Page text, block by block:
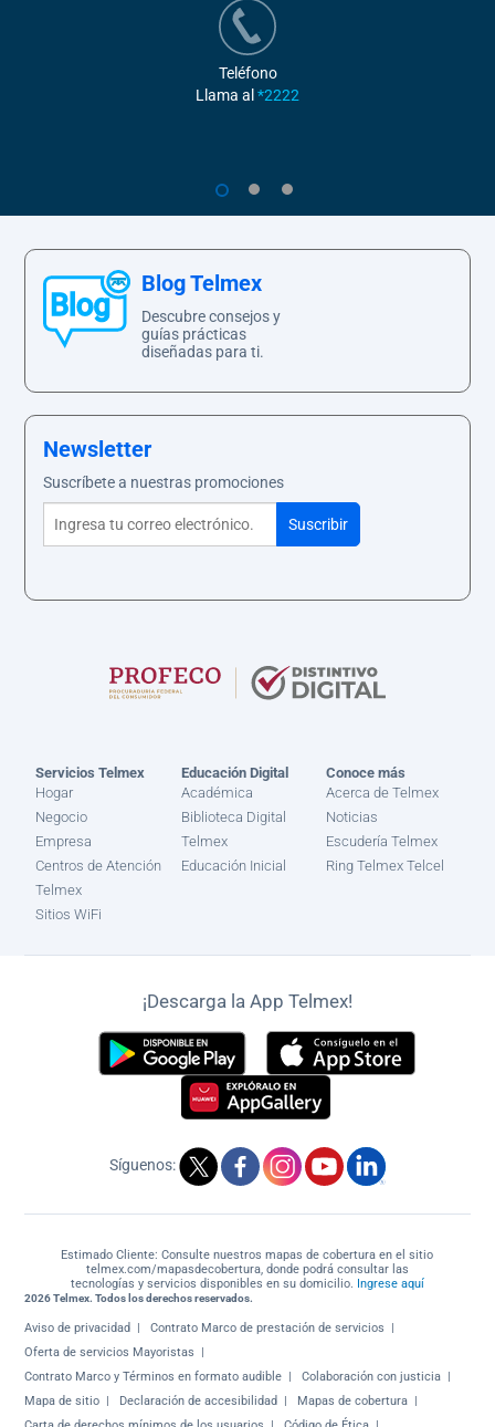
Teléfono
Llama al *2222
1
Blog Telmex
Descubre consejos y
guías prácticas
diseñadas para ti.
Newsletter
Suscríbete a nuestras promociones
Servicios Telmex
Hogar
Negocio
Empresa
Centros de Atención
Telmex
Sitios WiFi
Educación Digital
Académica
Biblioteca Digital
Telmex
Educación Inicial
Conoce más
Acerca de Telmex
Noticias
Escudería Telmex
Ring Telmex Telcel
¡Descarga la App Telmex!
Síguenos:
Estimado Cliente: Consulte nuestros mapas de cobertura en el sitio
telmex.com/mapasdecobertura, donde podrá consultar las
tecnologías y servicios disponibles en su domicilio. Ingrese aquí
2026 Telmex. Todos los derechos reservados.
Aviso de privacidad
Contrato Marco de prestación de servicios
Oferta de servicios Mayoristas
Contrato Marco y Términos en formato audible
Colaboración con justicia
Mapa de sitio
Declaración de accesibilidad
Mapas de cobertura